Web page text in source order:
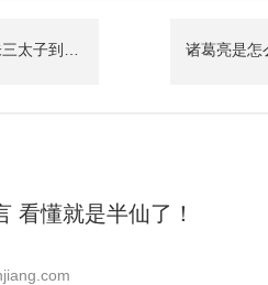
诸葛亮是怎
看懂就是半仙了！